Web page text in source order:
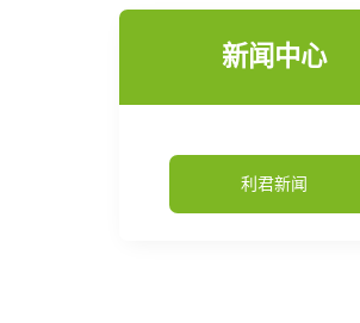
新闻中心
利君新闻